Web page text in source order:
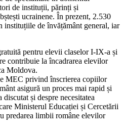
de instituții, părinți și
ucrainene. În prezent, 2.530
de învățământ general, iar
pentru elevii claselor I-IX-a și
contribuie la încadrarea elevilor
Moldova.
MEC privind înscrierea copiilor
asigură un proces mai rapid și
și despre necesitatea
Ministerul Educației și Cercetării
predarea limbii române elevilor